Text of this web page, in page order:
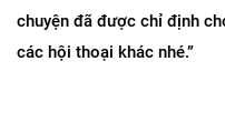
chuyện đã được chỉ định
các hội thoại khác nhé.”